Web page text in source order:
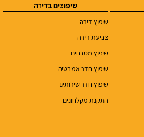
שיפוצים בדירה
שיפוץ דירה
צביעת דירה
שיפוץ מטבחים
שיפוץ חדר אמבטיה
שיפוץ חדר שירותים
התקנת מקלחונים